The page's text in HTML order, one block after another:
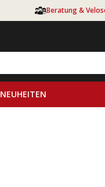
Beratung &
NEUHEITEN